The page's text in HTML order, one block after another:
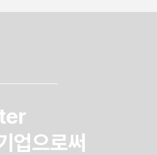
업으로써